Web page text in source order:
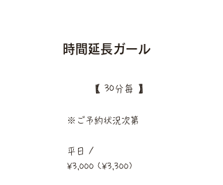
​時間延長ガール
【 30分毎 】
​※ご予約状況次第
平日 /
​¥3,000 (¥3,300)